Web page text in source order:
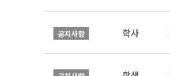
공지사항 학사